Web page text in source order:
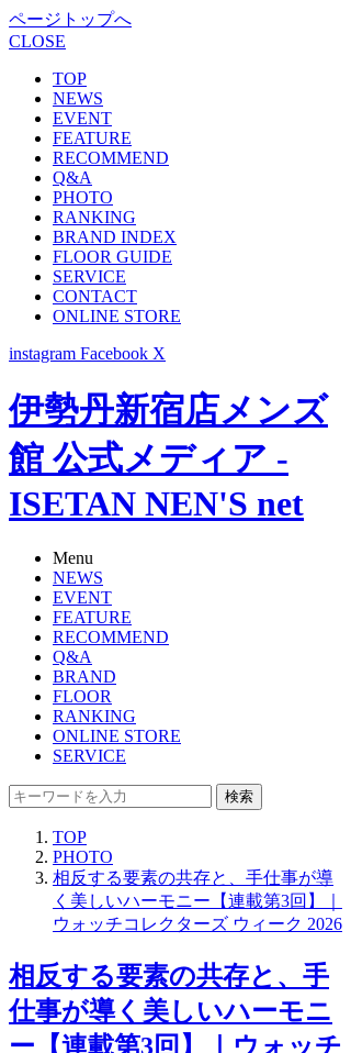
ページトップへ
CLOSE
TOP
NEWS
EVENT
FEATURE
RECOMMEND
Q&A
PHOTO
RANKING
BRAND INDEX
FLOOR GUIDE
SERVICE
CONTACT
ONLINE STORE
instagram Facebook X
伊勢丹新宿店メンズ
館 公式メディア -
ISETAN NEN'S net
Menu
NEWS
EVENT
FEATURE
RECOMMEND
Q&A
BRAND
FLOOR
RANKING
ONLINE STORE
SERVICE
検索
TOP
PHOTO
相反する要素の共存と、手仕事が導
く美しいハーモニー【連載第3回】｜
ウォッチコレクターズ ウィーク 2026
相反する要素の共存と、手
仕事が導く美しいハーモニ
ー【連載第3回】｜ウォッチ